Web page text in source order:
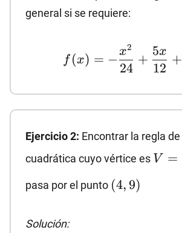
general si se requiere:
f(x)=-
\dfrac{x^2}
{12}+\dfrac{143}
{24}
f (x) = −
24
x2
+
12
5x
+
Ejercicio 2: Encontrar la regla
cuadrática cuyo vértice es V=
(-1,-
V =
pasa por el punto (4,9)
(4, 9)
Solución: